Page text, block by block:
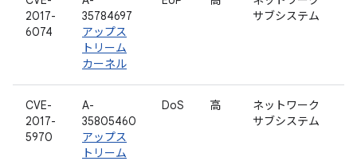
2017-
6074
35784697
アップス
トリーム
カーネル
サブシステム
CVE-
2017-
5970
A-
35805460
アップス
トリーム
DoS 高
ネットワーク
サブシステム